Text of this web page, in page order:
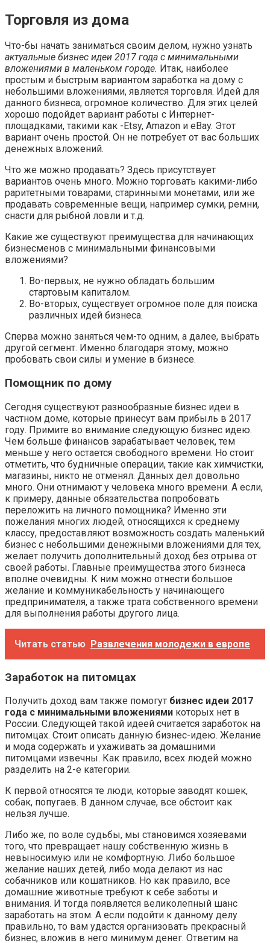
Торговля из дома
Что-бы начать заниматься своим делом, нужно узнать
актуальные бизнес идеи 2017 года с минимальными
вложениями в маленьком городе. Итак, наиболее
простым и быстрым вариантом заработка на дому с
небольшими вложениями, является торговля. Идей для
данного бизнеса, огромное количество. Для этих целей
хорошо подойдет вариант работы с Интернет-
площадками, такими как -Etsy, Amazon и eBay. Этот
вариант очень простой. Он не потребует от вас больших
денежных вложений.
Что же можно продавать? Здесь присутствует
вариантов очень много. Можно торговать какими-либо
раритетными товарами, старинными монетами, или же
продавать современные вещи, например сумки, ремни,
снасти для рыбной ловли и т.д.
Какие же существуют преимущества для начинающих
бизнесменов с минимальными финансовыми
вложениями?
Во-первых, не нужно обладать большим
стартовым капиталом.
Во-вторых, существует огромное поле для поиска
различных идей бизнеса.
Сперва можно заняться чем-то одним, а далее, выбрать
другой сегмент. Именно благодаря этому, можно
пробовать свои силы и умение в бизнесе.
Помощник по дому
Сегодня существуют разнообразные бизнес идеи в
частном доме, которые принесут вам прибыль в 2017
году. Примите во внимание следующую бизнес идею.
Чем больше финансов зарабатывает человек, тем
меньше у него остается свободного времени. Но стоит
отметить, что будничные операции, такие как химчистки,
магазины, никто не отменял. Данных дел довольно
много. Они отнимают у человека много времени. А если,
к примеру, данные обязательства попробовать
переложить на личного помощника? Именно эти
пожелания многих людей, относящихся к среднему
классу, предоставляют возможность создать маленький
бизнес с небольшими денежными вложениями для тех,
желает получить дополнительный доход без отрыва от
своей работы. Главные преимущества этого бизнеса
вполне очевидны. К ним можно отнести большое
желание и коммуникабельность у начинающего
предпринимателя, а также трата собственного времени
для выполнения работы другого лица.
Читать статью Развлечения молодежи в европе
Заработок на питомцах
Получить доход вам также помогут бизнес идеи 2017
года с минимальными вложениями которых нет в
России. Следующей такой идеей считается заработок на
питомцах. Стоит описать данную бизнес-идею. Желание
и мода содержать и ухаживать за домашними
питомцами извечны. Как правило, всех людей можно
разделить на 2-е категории.
К первой относятся те люди, которые заводят кошек,
собак, попугаев. В данном случае, все обстоит как
нельзя лучше.
Либо же, по воле судьбы, мы становимся хозяевами
того, что превращает нашу собственную жизнь в
невыносимую или не комфортную. Либо большое
желание наших детей, либо мода делают из нас
собачников или кошатников. Но как правило, все
домашние животные требуют к себе заботы и
внимания. И тогда появляется великолепный шанс
заработать на этом. А если подойти к данному делу
правильно, то вам удастся организовать прекрасный
бизнес, вложив в него минимум денег. Ответим на